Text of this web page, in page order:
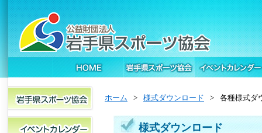
ホーム > 様式ダウンロード > 各種様式ダ
様式ダウンロード